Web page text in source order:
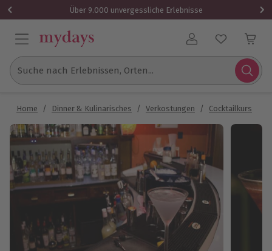
Über 9.000 unvergessliche Erlebnisse
Benutzerkonto
Suche nach Erlebnissen, Orten...
Home / Dinner & Kulinarisches / Verkostungen / Cocktailkurs